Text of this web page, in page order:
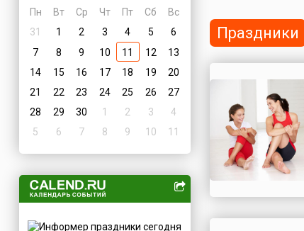
Пн
Вт Ср Чт Пт Сб
Вс
31
1 2 3 4 5
6
7
8 9 10 11 12
13
14
15 16 17 18 19
20
21
22 23 24 25 26
27
28
29 30 1 2 3
4
5
6 7 8 9 10 11
Праздники